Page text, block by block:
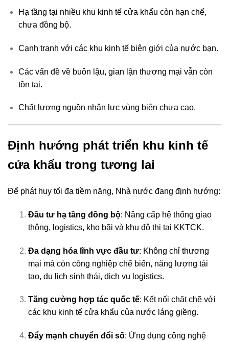
Hạ tầng tại nhiều khu kinh tế cửa khẩu còn hạn chế,
chưa đồng bộ.
Cạnh tranh với các khu kinh tế biên giới của nước bạn.
Các vấn đề về buôn lậu, gian lận thương mại vẫn còn
tồn tại.
Chất lượng nguồn nhân lực vùng biên chưa cao.
Định hướng phát triển khu kinh tế
cửa khẩu trong tương lai
Để phát huy tối đa tiềm năng, Nhà nước đang định hướng:
Đầu tư hạ tầng đồng bộ: Nâng cấp hệ thống giao
thông, logistics, kho bãi và khu đô thị tại KKTCK.
Đa dạng hóa lĩnh vực đầu tư: Không chỉ thương
mại mà còn công nghiệp chế biến, năng lượng tái
tạo, du lịch sinh thái, dịch vụ logistics.
Tăng cường hợp tác quốc tế: Kết nối chặt chẽ với
các khu kinh tế cửa khẩu của nước láng giềng.
Đẩy mạnh chuyển đổi số: Ứng dụng công nghệ